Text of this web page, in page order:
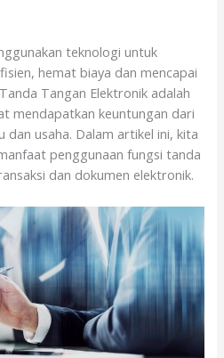
teknologi untuk
hemat biaya dan mencapai
Tangan Elektronik adalah
mendapatkan keuntungan dari
dan usaha. Dalam artikel ini, kita
penggunaan fungsi tanda
dan dokumen elektronik.